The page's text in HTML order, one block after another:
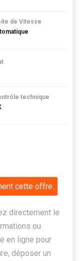
de Vitesse
technique
cette offre
directement le
ou
en ligne pour
déposer un